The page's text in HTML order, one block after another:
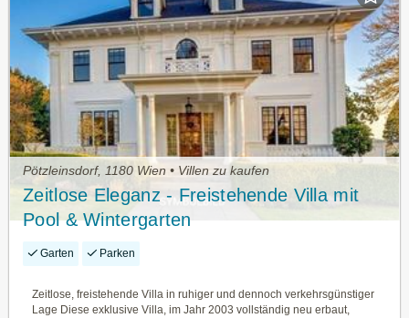
Pötzleinsdorf, 1180 Wien • Villen zu kaufen
Zeitlose Eleganz - Freistehende Villa mit
Pool & Wintergarten
Garten Parken
Zeitlose, freistehende Villa in ruhiger und dennoch verkehrsgünstiger
Lage Diese exklusive Villa, im Jahr 2003 vollständig neu erbaut,